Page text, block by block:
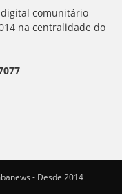
comunitário
na centralidade do
- Desde 2014